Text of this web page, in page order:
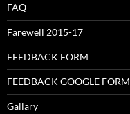
FAQ
Farewell 2015-17
FEEDBACK FORM
FEEDBACK GOOGLE FORM
Gallary